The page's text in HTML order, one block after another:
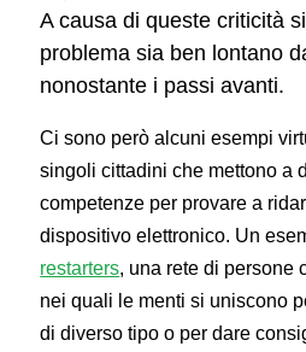
A causa di queste criticità
problema sia ben lontano
nonostante i passi avanti.
Ci sono però alcuni esempi
singoli cittadini che mettono a
competenze per provare a
dispositivo elettronico. Un
restarters, una rete di persone
nei quali le menti si uniscono
di diverso tipo o per dare